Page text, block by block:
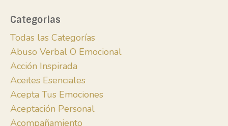
Categorias
Todas las Categorías
Abuso Verbal O Emocional
Acción Inspirada
Aceites Esenciales
Acepta Tus Emociones
Aceptación Personal
Acompañamiento